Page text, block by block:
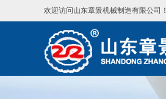
欢迎访问山东章景机械制造有限公司！